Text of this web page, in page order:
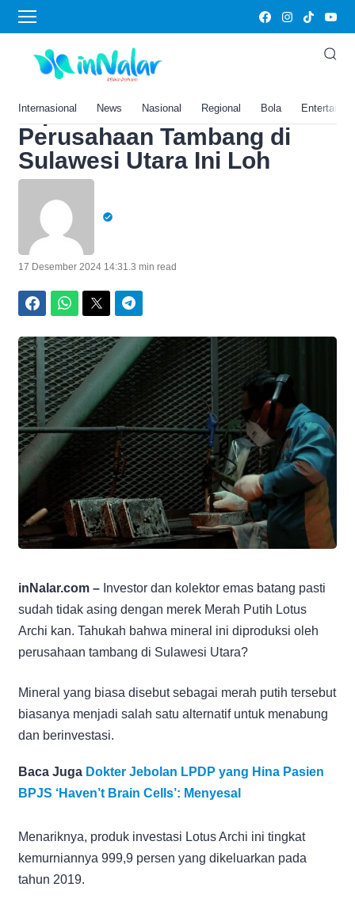
Internasional News Nasional Regional Bola
Home›
Kenal Merek Emas Merah
Putih Lotus Archi? Ternyata
Diproduksi oleh
Perusahaan Tambang di
Sulawesi Utara Ini Loh
17 Desember 2024 14:31.3 min read
inNalar.com – Investor dan kolektor emas batang pasti
sudah tidak asing dengan merek Merah Putih Lotus
Archi kan. Tahukah bahwa mineral ini diproduksi oleh
perusahaan tambang di Sulawesi Utara?
Mineral yang biasa disebut sebagai merah putih tersebut
biasanya menjadi salah satu alternatif untuk menabung
dan berinvestasi.
Baca Juga Dokter Jebolan LPDP yang Hina Pasien
BPJS ‘Haven’t Brain Cells’: Menyesal
Menariknya, produk investasi Lotus Archi ini tingkat
kemurniannya 999,9 persen yang dikeluarkan pada
tahun 2019.